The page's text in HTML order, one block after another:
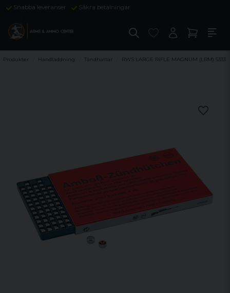
Snabba leveranser Säkra betalningar
Produkter Handladdning Tändhattar RWS LARGE RIFLE MAGNUM (LRM) 5333